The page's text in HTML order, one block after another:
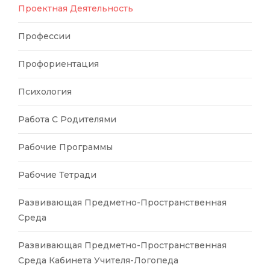
Проектная Деятельность
Профессии
Профориентация
Психология
Работа С Родителями
Рабочие Программы
Рабочие Тетради
Развивающая Предметно-Пространственная
Среда
Развивающая Предметно-Пространственная
Среда Кабинета Учителя-Логопеда